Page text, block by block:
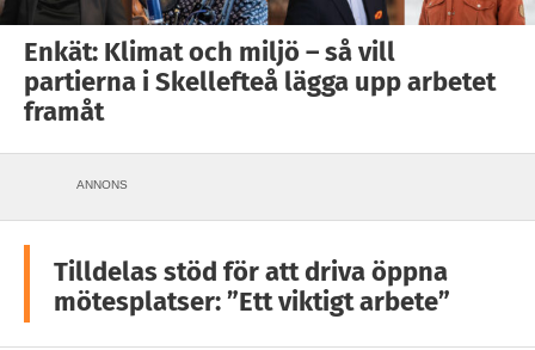
Enkät: Klimat och miljö – så vill
partierna i Skellefteå lägga upp arbetet
framåt
ANNONS
Tilldelas stöd för att driva öppna
mötesplatser: ”Ett viktigt arbete”